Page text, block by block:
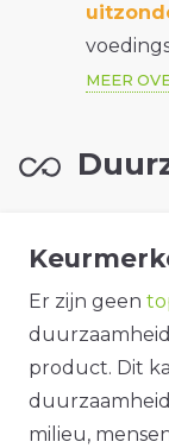
MEER
Er zijn geen
product. Dit
milieu,